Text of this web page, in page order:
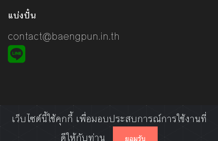
เว็บไซต์นี้ใช้คุกกี้ เพื่อมอบประสบการณ์การใช้งานที่
ดีให้กับท่าน
ยอมรับ
แบ่งปั๋น
contact@baengpun.in.th
© 2020 แบ่งปั๋น